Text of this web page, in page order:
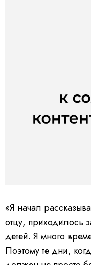
«Я начал
отцу, приходилось
детей. Я много
Поэтому те дни,